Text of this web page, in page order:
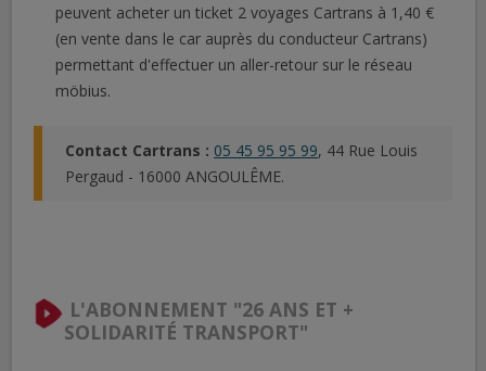
peuvent acheter un ticket 2 voyages Cartrans à 1,40 €
(en vente dans le car auprès du conducteur Cartrans)
permettant d'effectuer un aller-retour sur le réseau
möbius.
Contact Cartrans : 05 45 95 95 99, 44 Rue Louis
Pergaud - 16000 ANGOULÊME.
L'ABONNEMENT "26 ANS ET +
SOLIDARITÉ TRANSPORT"